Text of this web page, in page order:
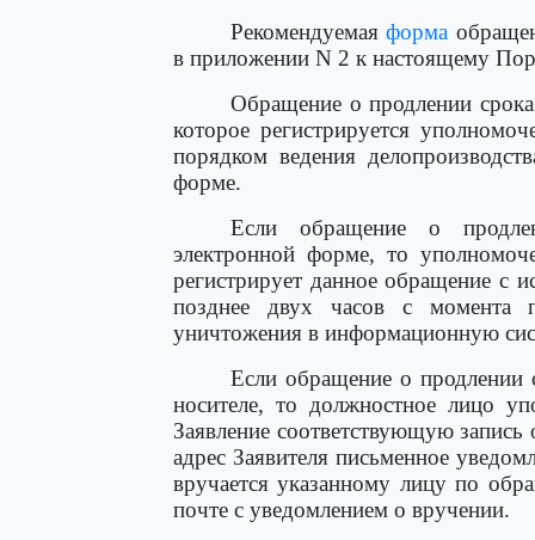
Рекомендуемаяформа
в приложении N 2 к настоящему
Обращение о продлении
которое регистрируется
порядком ведения
форме.
Если обращение о
электронной форме, то
регистрирует данное обращение с
позднее двух часов с момента
уничтожения в информационную
Если обращение о
носителе, то должностное лицо
Заявление соответствующую
адрес Заявителя письменное
вручается указанному лицу по
почте с уведомлением о вручении.